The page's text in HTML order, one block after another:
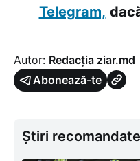
Telegram,
Autor: Redacția ziar.md
Abonează-te
Știri recomandate